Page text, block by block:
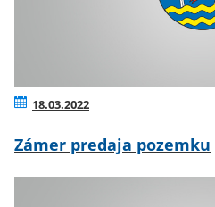
18.03.2022
Zámer predaja pozemku